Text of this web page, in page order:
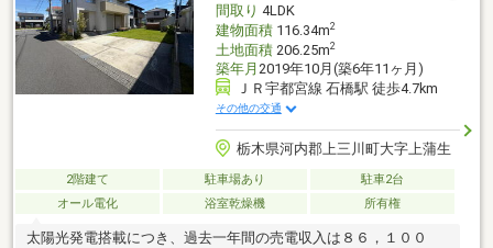
間取り 4LDK
建物面積116.34m2
土地面積206.25m2
築年月 2019年10月(築6年11ヶ月)
ＪＲ宇都宮線 石橋駅 徒歩4.7km
その他の交通
栃木県河内郡上三川町大字上蒲生
2階建て 駐車場あり
駐車2台
オール電化
浴室乾燥機 所有権
太陽光発電搭載につき、過去一年間の売電収入は８６，１００